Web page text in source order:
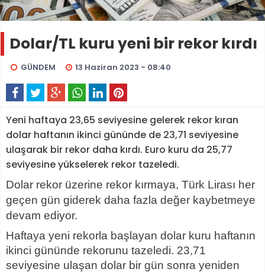
Dolar/TL kuru yeni bir rekor kırdı
GÜNDEM 13 Haziran 2023 - 08:40
Yeni haftaya 23,65 seviyesine gelerek rekor kıran
dolar haftanın ikinci gününde de 23,71 seviyesine
ulaşarak bir rekor daha kırdı. Euro kuru da 25,77
seviyesine yükselerek rekor tazeledi.
Dolar rekor üzerine rekor kırmaya, Türk Lirası her
geçen gün giderek daha fazla değer kaybetmeye
devam ediyor.
Haftaya yeni rekorla başlayan dolar kuru haftanın
ikinci gününde rekorunu tazeledi. 23,71
seviyesine ulaşan dolar bir gün sonra yeniden